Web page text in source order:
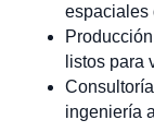
espaciales
listos para
ingeniería